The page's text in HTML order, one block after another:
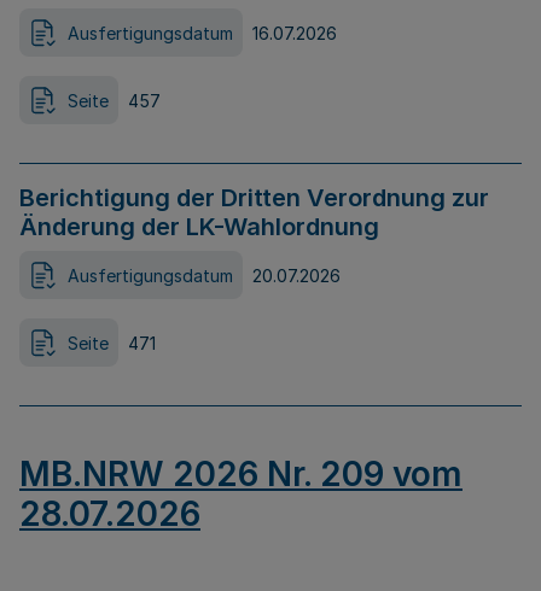
Ausfertigungsdatum 16.07.2026
Seite 457
Berichtigung der Dritten Verordnung zur
Änderung der LK-Wahlordnung
Ausfertigungsdatum 20.07.2026
Seite 471
MB.NRW 2026 Nr. 209 vom
28.07.2026